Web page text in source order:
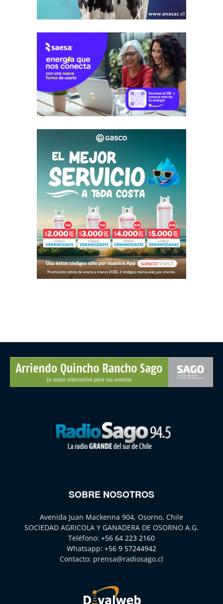
SOBRE NOSOTROS
Avenida Juan Mackenna 904, Osorno, Chile
SOCIEDAD AGRICOLA Y GANADERA DE OSORNO A.G.
Teléfono: +56 64 223 2160
Whatsapp: +56 9 57244942
Contacto: prensa@radiosago.cl